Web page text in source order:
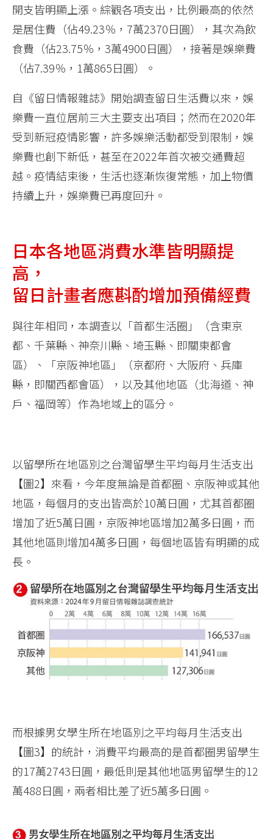
開支皆明顯上漲。綜觀各項支出，比例最高的依然
是居住費（佔49.23％，7萬2370日圓），其次為飲
食費（佔23.75％，3萬4900日圓），接著是娛樂費
（佔7.39％，1萬865日圓）。
自《留日情報雜誌》開始調查留日生活費以來，娛
樂費一直位居前三大主要支出項目；然而在2020年
受到新冠疫情影響，許多娛樂活動都受到限制，娛
樂費也創下新低，甚至在2022年首次被交通費超
越。疫情結束後，生活也逐漸恢復常態，加上物價
持續上升，娛樂費已再度回升。
日本各地區消費水準皆明顯提
高，
留日計畫者應斟酌增加預備經費
與往年相同，本調查以「首都生活圈」（含東京
都、千葉縣、神奈川縣、埼玉縣、即關東都會
區）、「京阪神地區」（京都府、大阪府、兵庫
縣，即關西都會區），以及其他地區（北海道、神
戶、福岡等）作為地域上的區分。
以留學所在地區別之台灣留學生平均每月生活支出
【圖2】來看，今年度無論是首都圈、京阪神或其他
地區，每個月的支出皆高於10萬日圓，尤其首都圈
增加了近5萬日圓，京阪神地區增加2萬多日圓，而
其他地區則增加4萬多日圓，每個地區皆有明顯的成
長。
而根據男女學生所在地區別之平均每月生活支出
【圖3】的統計，消費平均最高的是首都圈男留學生
的17萬2743日圓，最低則是其他地區男留學生的12
萬488日圓，兩者相比差了近5萬多日圓。